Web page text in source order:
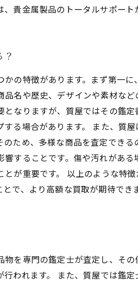
貴金属製品のトータルサポート
の特徴があります。まず第一
名や歴史、デザインや素材な
なりますが、質屋ではその鑑
る場合があります。 また、質
ため、多様な商品を査定でき
することです。傷や汚れがあ
が重要です。 以上のような特
で、より高額な買取が期待でき
を専門の鑑定士が査定し、そ
われます。 また、質屋では鑑